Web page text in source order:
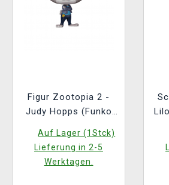
Figur Zootopia 2 -
Judy Hopps (Funko
Auf Lager (1Stck)
Lieferung in 2-5
Werktagen.